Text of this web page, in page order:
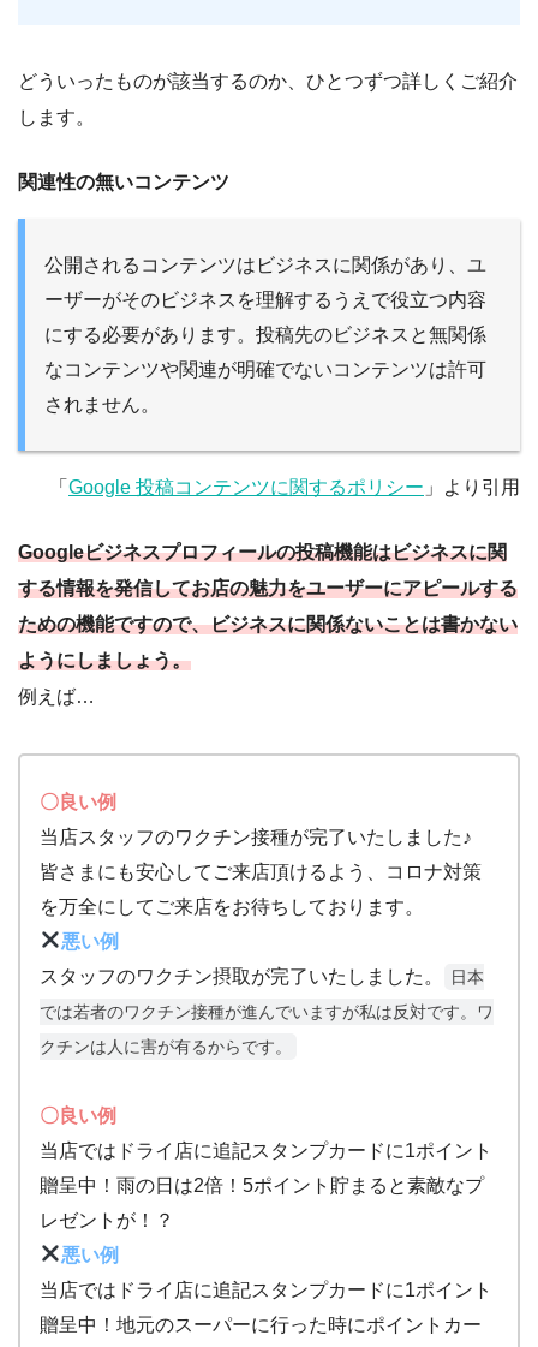
どういったものが該当するのか、ひとつずつ詳しくご紹介
します。
関連性の無いコンテンツ
公開されるコンテンツはビジネスに関係があり、ユ
ーザーがそのビジネスを理解するうえで役立つ内容
にする必要があります。投稿先のビジネスと無関係
なコンテンツや関連が明確でないコンテンツは許可
されません。
「 Google 投稿コンテンツに関するポリシー 」より引用
Googleビジネスプロフィールの投稿機能はビジネスに関
する情報を発信してお店の魅力をユーザーにアピールする
ための機能ですので、ビジネスに関係ないことは書かない
ようにしましょう。
例えば…
〇良い例
当店スタッフのワクチン接種が完了いたしました♪
皆さまにも安心してご来店頂けるよう、コロナ対策
を万全にしてご来店をお待ちしております。
悪い例
スタッフのワクチン摂取が完了いたしました。
日本
では若者のワクチン接種が進んでいますが私は反対です。ワ
クチンは人に害が有るからです。
〇良い例
当店ではドライ店に追記スタンプカードに1ポイント
贈呈中！雨の日は2倍！5ポイント貯まると素敵なプ
レゼントが！？
悪い例
当店ではドライ店に追記スタンプカードに1ポイント
贈呈中！地元のスーパーに行った時にポイントカー